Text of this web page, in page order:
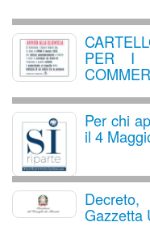
PER I
Per chi
il 4
Gazzetta